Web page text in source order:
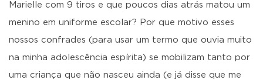
Marielle com 9 tiros e que poucos dias atrás matou um
menino em uniforme escolar? Por que motivo esses
nossos confrades (para usar um termo que ouvia muito
na minha adolescência espírita) se mobilizam tanto por
uma criança que não nasceu ainda (e já disse que me